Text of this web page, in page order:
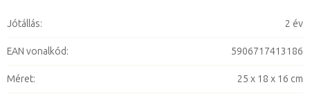
Jótállás: 2 év
EAN vonalkód: 5906717413186
Méret: 25 x 18 x 16 cm